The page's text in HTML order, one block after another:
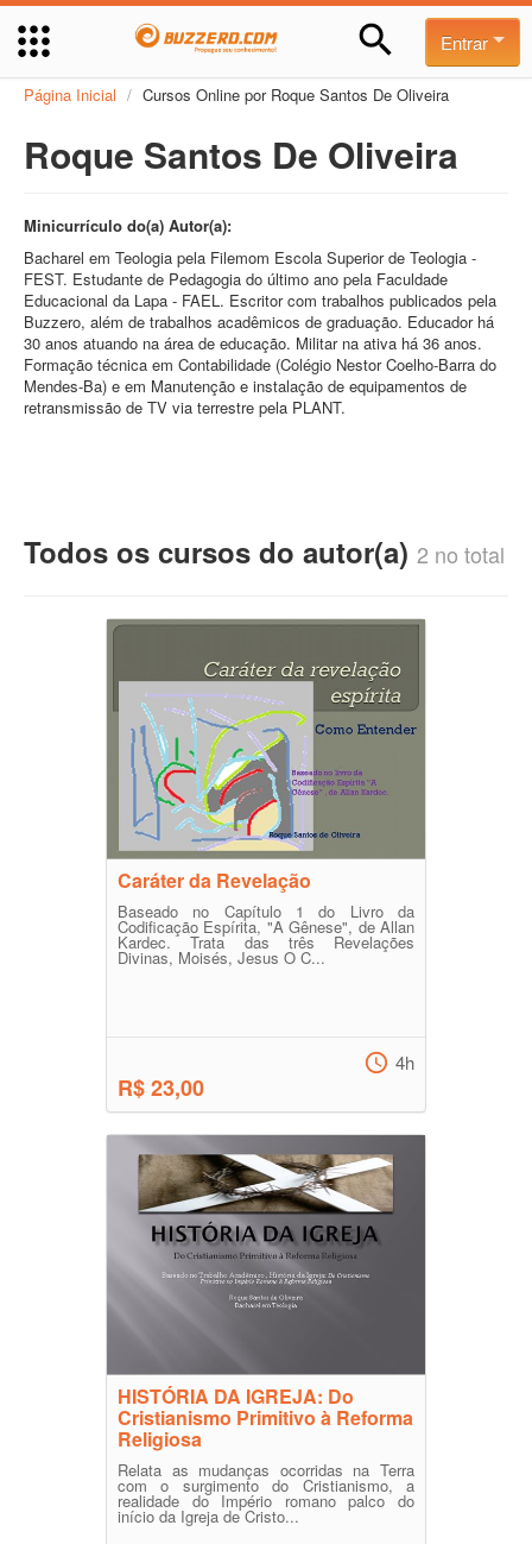
Entrar
Página Inicial / Cursos Online por Roque Santos De Oliveira
Roque Santos De Oliveira
Minicurrículo do(a) Autor(a):
Bacharel em Teologia pela Filemom Escola Superior de Teologia -
FEST. Estudante de Pedagogia do último ano pela Faculdade
Educacional da Lapa - FAEL. Escritor com trabalhos publicados pela
Buzzero, além de trabalhos acadêmicos de graduação. Educador há
30 anos atuando na área de educação. Militar na ativa há 36 anos.
Formação técnica em Contabilidade (Colégio Nestor Coelho-Barra do
Mendes-Ba) e em Manutenção e instalação de equipamentos de
retransmissão de TV via terrestre pela PLANT.
Todos os cursos do autor(a) 2 no total
Caráter da Revelação
Baseado no Capítulo 1 do Livro da
Codificação Espírita, "A Gênese", de Allan
Kardec. Trata das três Revelações
Divinas, Moisés, Jesus O C...
R$ 23,00
4h
HISTÓRIA DA IGREJA: Do
Cristianismo Primitivo à Reforma
Religiosa
Relata as mudanças ocorridas na Terra
com o surgimento do Cristianismo, a
realidade do Império romano palco do
início da Igreja de Cristo...